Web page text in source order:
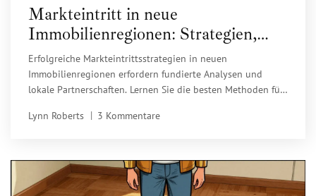
Markteintritt in neue
Immobilienregionen: Strategien,
Risiken und Praxis-Tipps
Erfolgreiche Markteintrittsstrategien in neuen
Immobilienregionen erfordern fundierte Analysen und
lokale Partnerschaften. Lernen Sie die besten Methoden für
Lynn Roberts
3 Kommentare